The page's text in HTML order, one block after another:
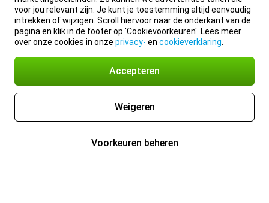
voor jou relevant zijn. Je kunt je toestemming altijd eenvoudig
intrekken of wijzigen. Scroll hiervoor naar de onderkant van de
pagina en klik in de footer op 'Cookievoorkeuren'. Lees meer
over onze cookies in onze privacy- en cookieverklaring
Accepteren
Weigeren
Voorkeuren beheren